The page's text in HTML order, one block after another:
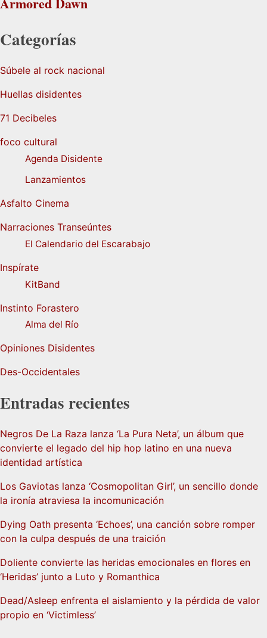
Categorías
Súbele al rock nacional
Huellas disidentes
71 Decibeles
foco cultural
Agenda Disidente
Lanzamientos
Asfalto Cinema
Narraciones Transeúntes
El Calendario del Escarabajo
Inspírate
KitBand
Instinto Forastero
Alma del Río
Opiniones Disidentes
Des-Occidentales
Entradas recientes
Negros De La Raza lanza ‘La Pura Neta’, un álbum que
convierte el legado del hip hop latino en una nueva
identidad artística
Los Gaviotas lanza ‘Cosmopolitan Girl’, un sencillo donde
la ironía atraviesa la incomunicación
Dying Oath presenta ‘Echoes’, una canción sobre romper
con la culpa después de una traición
Doliente convierte las heridas emocionales en flores en
‘Heridas’ junto a Luto y Romanthica
Dead/Asleep enfrenta el aislamiento y la pérdida de valor
propio en ‘Victimless’